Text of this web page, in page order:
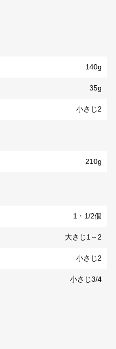
140g
35g
小さじ2
210g
1・1/2個
大さじ1～2
小さじ2
小さじ3/4